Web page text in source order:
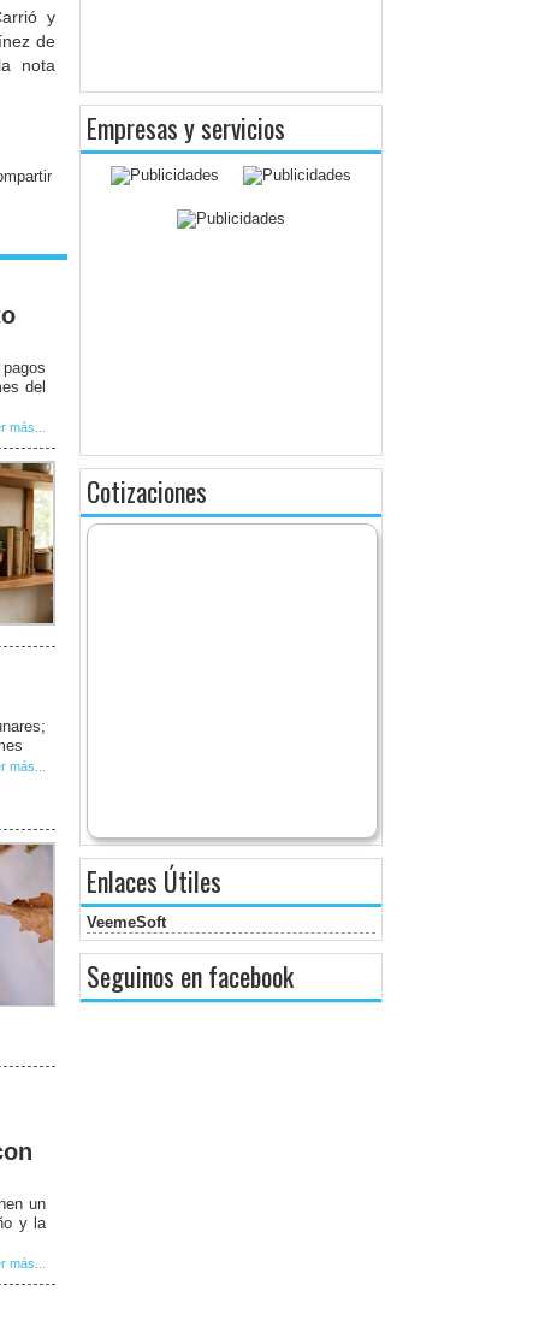
y
de
nota
del
más...
más...
un
y la
más...
Empresas y servicios
Cotizaciones
Enlaces Útiles
VeemeSoft
Seguinos en facebook